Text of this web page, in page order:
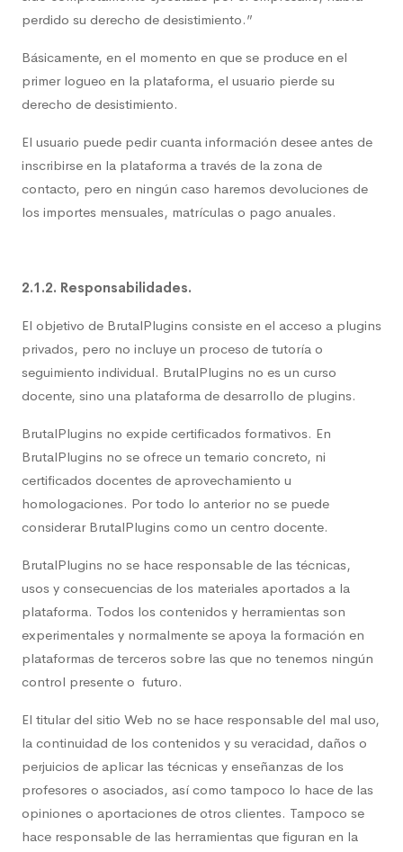
perdido su derecho de desistimiento.”
Básicamente, en el momento en que se produce en el
primer logueo en la plataforma, el usuario pierde su
derecho de desistimiento.
El usuario puede pedir cuanta información desee antes de
inscribirse en la plataforma a través de la zona de
contacto, pero en ningún caso haremos devoluciones de
los importes mensuales, matrículas o pago anuales.
2.1.2. Responsabilidades.
El objetivo de BrutalPlugins consiste en el acceso a plugins
privados, pero no incluye un proceso de tutoría o
seguimiento individual. BrutalPlugins no es un curso
docente, sino una plataforma de desarrollo de plugins.
BrutalPlugins no expide certificados formativos. En
BrutalPlugins no se ofrece un temario concreto, ni
certificados docentes de aprovechamiento u
homologaciones. Por todo lo anterior no se puede
considerar BrutalPlugins como un centro docente.
BrutalPlugins no se hace responsable de las técnicas,
usos y consecuencias de los materiales aportados a la
plataforma. Todos los contenidos y herramientas son
experimentales y normalmente se apoya la formación en
plataformas de terceros sobre las que no tenemos ningún
control presente o futuro.
El titular del sitio Web no se hace responsable del mal uso,
la continuidad de los contenidos y su veracidad, daños o
perjuicios de aplicar las técnicas y enseñanzas de los
profesores o asociados, así como tampoco lo hace de las
opiniones o aportaciones de otros clientes. Tampoco se
hace responsable de las herramientas que figuran en la